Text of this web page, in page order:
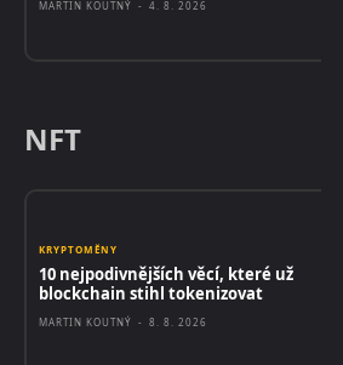
MARTIN KOUTNÝ - 4. 8. 2026
NFT
KRYPTOMĚNY
10 nejpodivnějších věcí, které už
blockchain stihl tokenizovat
MARTIN KOUTNÝ - 8. 8. 2026